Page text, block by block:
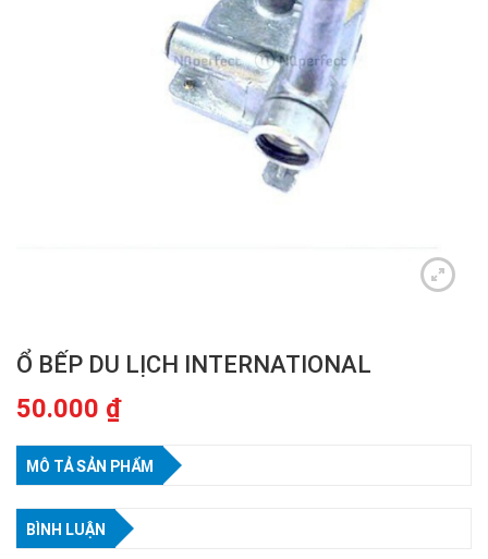
Ổ BẾP DU LỊCH INTERNATIONAL
50.000 ₫
MÔ TẢ SẢN PHẨM
BÌNH LUẬN